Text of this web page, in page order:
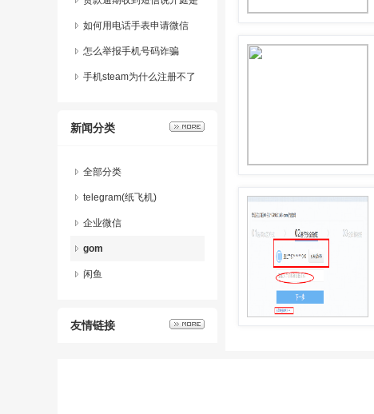
真的吗
如何用电话手表申请微信
怎么举报手机号码诈骗
手机steam为什么注册不了
新闻分类
全部分类
telegram(纸飞机)
企业微信
gom
闲鱼
友情链接